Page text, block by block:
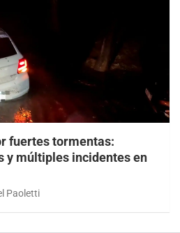
fuertes tormentas:
y múltiples incidentes en
Paoletti